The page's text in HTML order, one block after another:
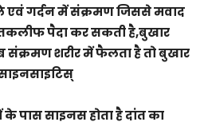
गर्दन में संक्रमण जिससे मवाद
पैदा कर सकती है,बुखार
शरीर में फैलता है तो बुखार
पास साइनस होता है दांत का